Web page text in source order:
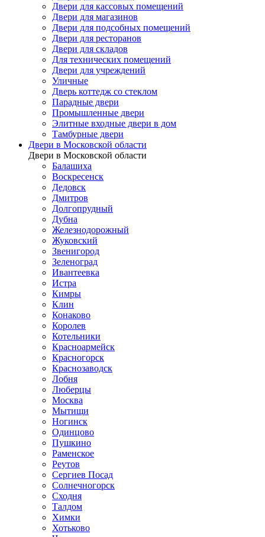
Двери для кассовых помещений
Двери для магазинов
Двери для подсобных помещений
Двери для ресторанов
Двери для складов
Для технических помещений
Двери для учреждений
Уличные
Дверь коттедж со стеклом
Парадные двери
Промышленные двери
Элитные входные двери в дом
Тамбурные двери
Двери в Московской области
Двери в Московской области
Балашиха
Воскресенск
Дедовск
Дмитров
Долгопрудный
Дубна
Железнодорожный
Жуковский
Звенигород
Зеленоград
Ивантеевка
Истра
Кимры
Клин
Конаково
Королев
Котельники
Красноармейск
Красногорск
Краснозаводск
Лобня
Люберцы
Москва
Мытищи
Ногинск
Одинцово
Пушкино
Раменское
Реутов
Сергиев Посад
Солнечногорск
Сходня
Талдом
Химки
Хотьково